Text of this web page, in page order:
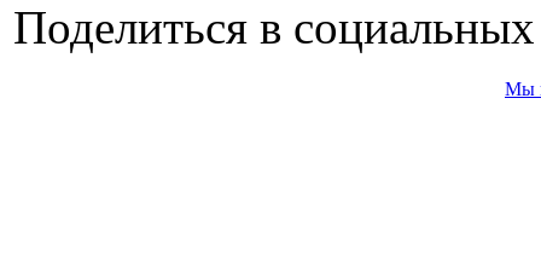
Поделиться в социальных
Мы